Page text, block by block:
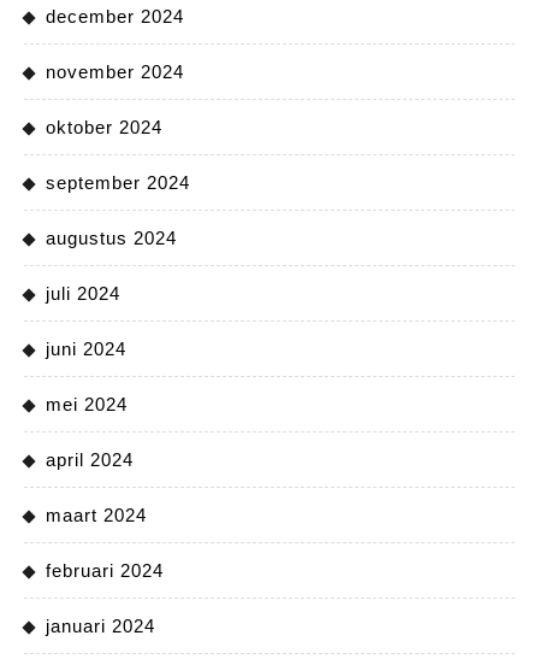
december 2024
november 2024
oktober 2024
september 2024
augustus 2024
juli 2024
juni 2024
mei 2024
april 2024
maart 2024
februari 2024
januari 2024